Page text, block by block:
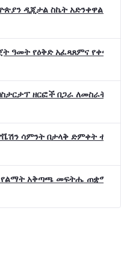
ዲጂታል ስኬት አድንቀዋል
ዓመት የዕቅድ አፈጻጸምና
ዘርፎች በጋራ ለመስራት
ሳምንት በታላቅ ድምቀት
የልማት አቅጣጫ መፍትሔ ጠቋሚ